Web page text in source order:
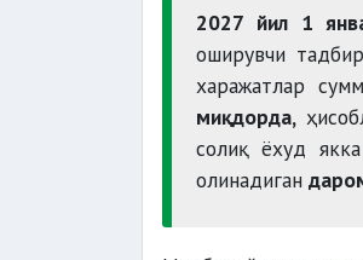
2027 йил 1
оширувчи
харажатлар
миқдорда,
солиқ ёхуд
олинадиган